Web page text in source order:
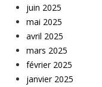
juin 2025
mai 2025
avril 2025
mars 2025
février 2025
janvier 2025